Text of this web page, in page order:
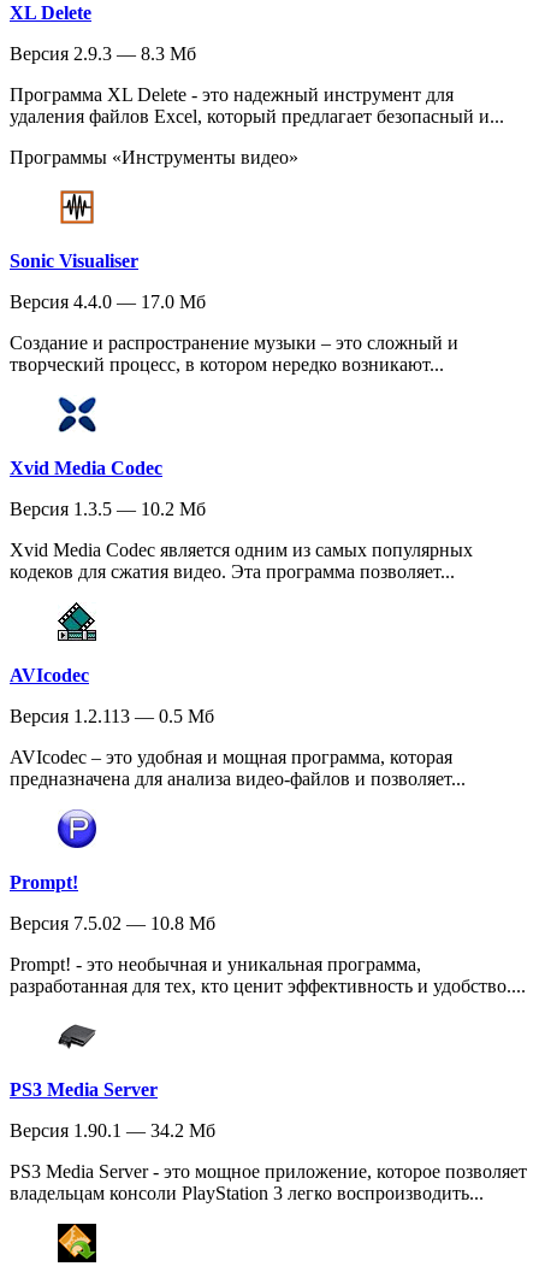
XL Delete
Версия 2.9.3 — 8.3 Мб
Программа XL Delete - это надежный инструмент для
удаления файлов Excel, который предлагает безопасный и...
Программы «Инструменты видео»
Sonic Visualiser
Версия 4.4.0 — 17.0 Мб
Создание и распространение музыки – это сложный и
творческий процесс, в котором нередко возникают...
Xvid Media Codec
Версия 1.3.5 — 10.2 Мб
Xvid Media Codec является одним из самых популярных
кодеков для сжатия видео. Эта программа позволяет...
AVIcodec
Версия 1.2.113 — 0.5 Мб
AVIcodec – это удобная и мощная программа, которая
предназначена для анализа видео-файлов и позволяет...
Prompt!
Версия 7.5.02 — 10.8 Мб
Prompt! - это необычная и уникальная программа,
разработанная для тех, кто ценит эффективность и удобство....
PS3 Media Server
Версия 1.90.1 — 34.2 Мб
PS3 Media Server - это мощное приложение, которое позволяет
владельцам консоли PlayStation 3 легко воспроизводить...